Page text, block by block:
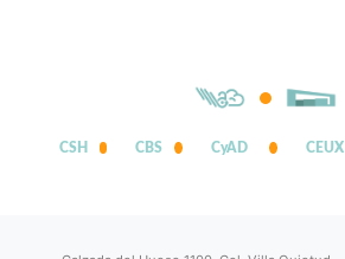
CSH CBS CyAD CEUX